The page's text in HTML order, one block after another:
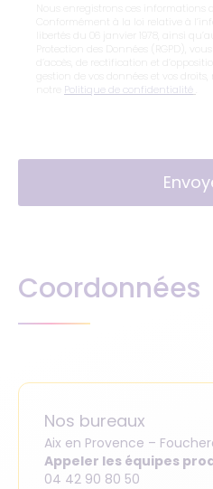
Nous enregistrons ces informations
Conformément à la loi relative à
libertés du 06 janvier 1978, ainsi
Protection des Données (RGPD),
d’accès, de rectification et
gestion de vos données et vos
notre Politique de confidentialité
Coordonnées
Nos bureaux
Aix en Provence –
Appeler les équipes
04 42 90 80 50